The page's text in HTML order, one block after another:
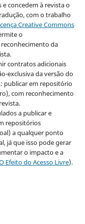
concedem à revista o
com o trabalho
Creative Commons
o
da
contratos adicionais
exclusiva da versão do
publicar em repositório
com reconhecimento
a publicar e
repositórios
a qualquer ponto
já que isso pode gerar
o impacto e a
Efeito do Acesso Livre).